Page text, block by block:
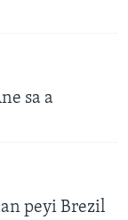
sa a
peyi Brezil